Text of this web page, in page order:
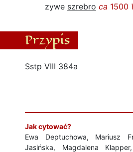
zywe szrebro ca 1500
Przypis
Sstp VIII 384a
Jak cytować?
Ewa Deptuchowa, Mariusz
Jasińska, Magdalena